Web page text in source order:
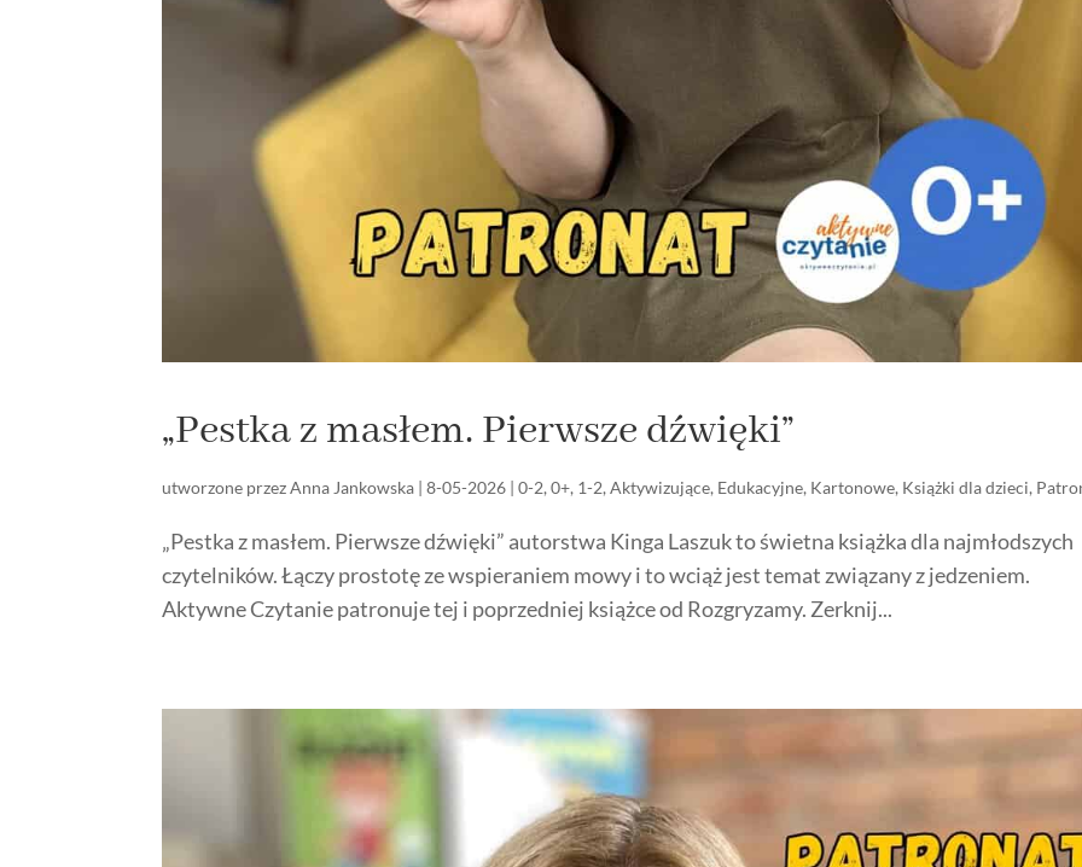
„Pestka z masłem. Pierwsze dźwięki”
utworzone przezAnna Jankowska |8-05-2026 |0-2,0+, 1-2,Aktywizujące, Edukacyjne, Kartonowe, Książki dla dzieci,
„Pestka z masłem. Pierwsze dźwięki” autorstwa Kinga Laszuk to świetna książka dla najmłodszych
czytelników. Łączy prostotę ze wspieraniem mowy i to wciąż jest temat związany z jedzeniem.
Aktywne Czytanie patronuje tej i poprzedniej książce od Rozgryzamy. Zerknij...